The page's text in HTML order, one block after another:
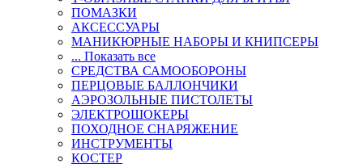
ПОМАЗКИ
АКСЕССУАРЫ
МАНИКЮРНЫЕ НАБОРЫ И КНИПСЕРЫ
... Показать все
СРЕДСТВА САМООБОРОНЫ
ПЕРЦОВЫЕ БАЛЛОНЧИКИ
АЭРОЗОЛЬНЫЕ ПИСТОЛЕТЫ
ЭЛЕКТРОШОКЕРЫ
ПОХОДНОЕ СНАРЯЖЕНИЕ
ИНСТРУМЕНТЫ
КОСТЕР